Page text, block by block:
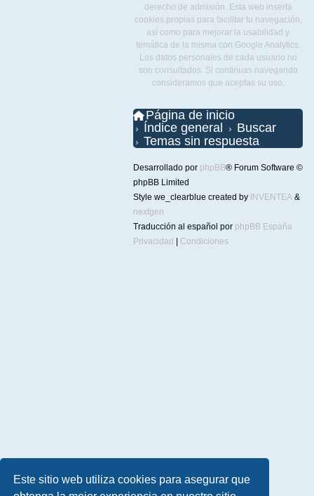
Este sitio web utiliza cookies para asegurar que
derecho de admisión. Esta web inserta
cookies propias para facilitar tu navegación,
así como para mejorar la usabilidad y
temática de la misma con Google Analytics.
Los datos personales de cada usuario no
son consultados. Si continuas navegando
consideramos que aceptas su uso.
Página de inicio
Índice general
Buscar
Temas sin respuesta
Desarrollado por phpBB® Forum Software ©
phpBB Limited
Style we_clearblue created by INVENTEA &
nextgen
Traducción al español por phpBB España
Privacidad
Condiciones